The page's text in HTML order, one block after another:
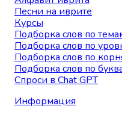
Песни на иврите
Курсы
Подборка слов по
Подборка слов по
Подборка слов по
Подборка слов по
Спроси в Chat GPT
Информация